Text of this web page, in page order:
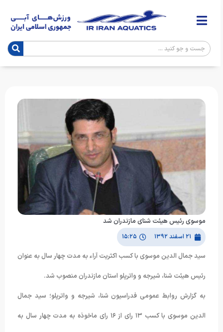
موسوی رئیس هیئت شنای مازندران شد
۲۱ اسفند ۱۳۹۲ ۱۵:۲۵
سید جمال الدین موسوی با کسب اکثریت آراء به مدت چهار سال به عنوان
رئیس هیئت شنا، شیرجه و واترپلو استان مازندران منصوب شد.
به گزارش روابط عمومی فدراسیون شنا، شیرجه و واترپلو؛ سید جمال
الدین موسوی با کسب ۱۳ رای از ۱۶ رای ماخوذه به مدت چهار سال به